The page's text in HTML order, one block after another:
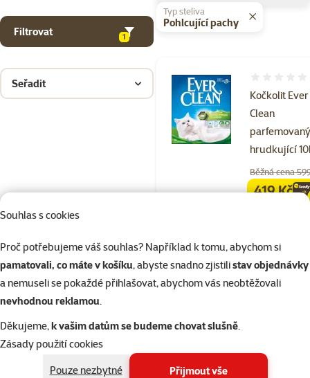
Souhlas s cookies
Proč potřebujeme váš souhlas? Například k tomu, abychom si
pamatovali, co máte v košíku, abyste snadno zjistilistav objednávky
a nemuseli se pokaždé přihlašovat, abychom vás neobtěžovali
nevhodnou reklamou.
Děkujeme,k vašim datům se budeme chovat slušně.
Zásady použití cookies
Pouze nezbytné
Přijmout vše
Filtrovat 1
Typ steliva
Pohlcující pachy
Seřadit
Kočkolit Ever
Clean
hrudkující
Běžná cena
family
419 Kč
Skladem do